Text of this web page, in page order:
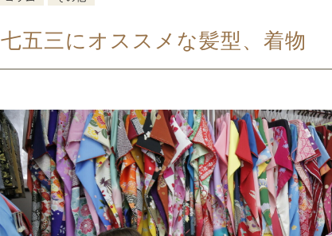
七五三にオススメな髪型、着物